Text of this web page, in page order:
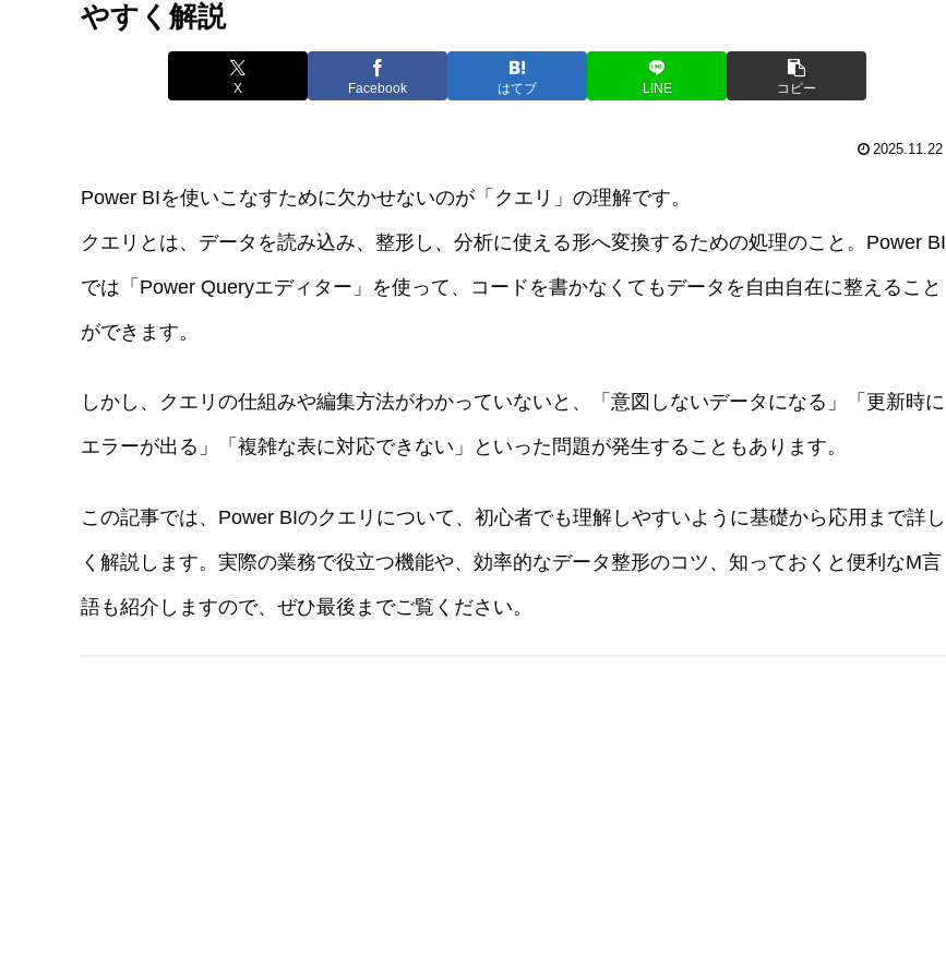
やすく解説
X Facebook はてブ LINE コピー
2025.11.22
Power BIを使いこなすために欠かせないのが「クエリ」の理解です。
クエリとは、データを読み込み、整形し、分析に使える形へ変換するための処理のこと。Power BI
では「Power Queryエディター」を使って、コードを書かなくてもデータを自由自在に整えること
ができます。
しかし、クエリの仕組みや編集方法がわかっていないと、「意図しないデータになる」「更新時に
エラーが出る」「複雑な表に対応できない」といった問題が発生することもあります。
この記事では、Power BIのクエリについて、初心者でも理解しやすいように基礎から応用まで詳し
く解説します。実際の業務で役立つ機能や、効率的なデータ整形のコツ、知っておくと便利なM言
語も紹介しますので、ぜひ最後までご覧ください。